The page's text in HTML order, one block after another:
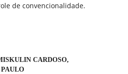
de convencionalidade.
CARDOSO,